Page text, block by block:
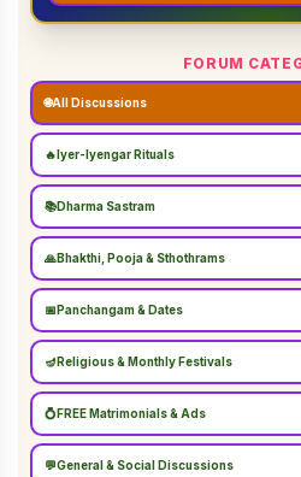
FORUM
🌐All Discussions
🔥 Iyer-Iyengar Rituals
📚Dharma Sastram
🙏Bhakthi, Pooja & Sthothrams
📅 Panchangam & Dates
🪔 Religious & Monthly Festivals
💍 FREE Matrimonials & Ads
💬General & Social Discussions